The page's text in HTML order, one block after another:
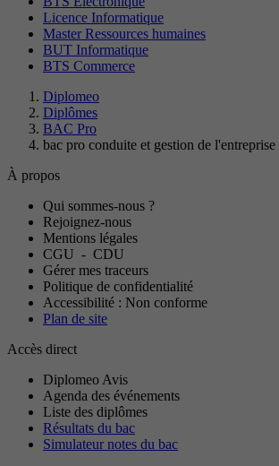
Licence Informatique
Master Ressources humaines
BUT Informatique
BTS Commerce
Diplomeo
Diplômes
BAC Pro
bac pro conduite et gestion de
À propos
Qui sommes-nous ?
Rejoignez-nous
Mentions légales
CGU - CDU
Gérer mes traceurs
Politique de confidentialité
Accessibilité : Non conforme
Plan de site
Accès direct
Diplomeo Avis
Agenda des événements
Liste des diplômes
Résultats du bac
Simulateur notes du bac